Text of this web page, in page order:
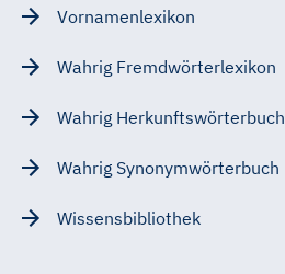
Vornamenlexikon
Wahrig Fremdwörterlexikon
Wahrig Herkunftswörterbuch
Wahrig Synonymwörterbuch
Wissensbibliothek